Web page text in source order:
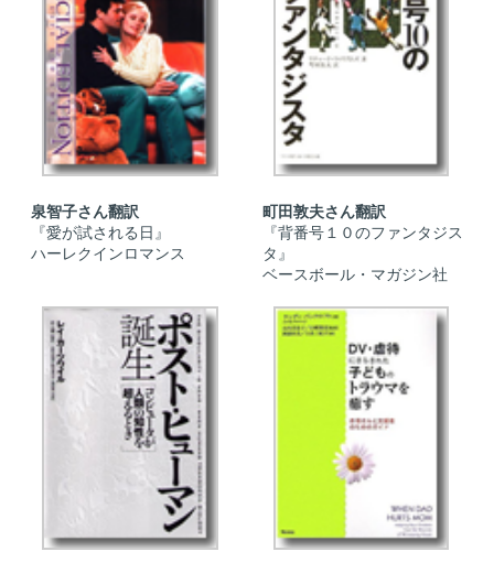
泉智子さん翻訳
『愛が試される日』
ハーレクインロマンス
町田敦夫さん翻訳
『背番号１０のファンタジス
タ』
ベースボール・マガジン社